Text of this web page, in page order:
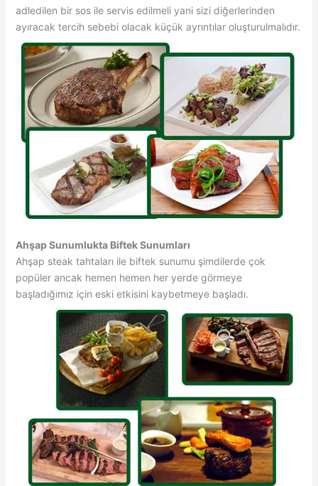
adledilen bir sos ile servis edilmeli yani sizi diğerlerinden
ayıracak tercih sebebi olacak küçük ayrıntılar oluşturulmalıdır.
Ahşap Sunumlukta Biftek Sunumları
Ahşap steak tahtaları ile biftek sunumu şimdilerde çok
popüler ancak hemen hemen her yerde görmeye
başladığımız için eski etkisini kaybetmeye başladı.